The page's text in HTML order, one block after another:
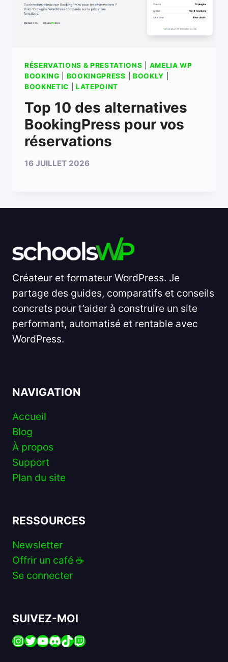
RÉSERVATIONS & PRESTATIONS
AMELIA WP
BOOKING
BOOKINGPRESS BOOKLY
BOOKNETIC |LATEPOINT
Top 10 des alternatives
BookingPress pour vos
réservations
16 JUILLET 2026
Créateur et formateur WordPress. Je
partage des guides, comparatifs et conseils
concrets pour t’aider à construire un site
performant, automatisé et rentable avec
WordPress.
NAVIGATION
Accueil
Blog
À propos
Support
Plan du site
RESSOURCES
Newsletter
Offrir un café ☕️
Se connecter
SUIVEZ-MOI
Instagram
Twitter
YouTube
Discord
TikTok
Twitch